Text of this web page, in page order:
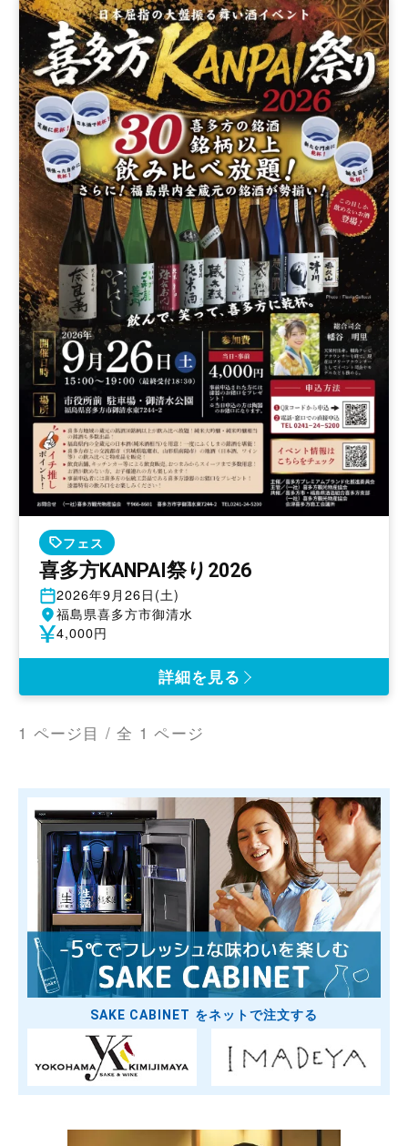
フェス
喜多方KANPAI祭り2026
開
催
日
2026年9月26日(土)
開
催
福島県喜多方市御清水
参 4,000円
詳細を見る
1 ページ目 / 全 1 ページ
SAKE CABINET をネットで注文する